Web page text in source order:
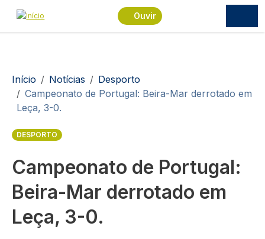
Passar para o conteúdo principal
Ouvir
Navegação estrutural
Início Notícias
Desporto
Campeonato de Portugal: Beira-Mar derrotado em
Leça, 3-0.
DESPORTO
Campeonato de Portugal:
Beira-Mar derrotado em
Leça, 3-0.